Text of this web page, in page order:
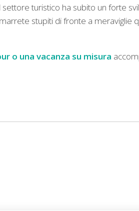
turistico ha subito un forte
stupiti di fronte a meraviglie
o una vacanza su misura